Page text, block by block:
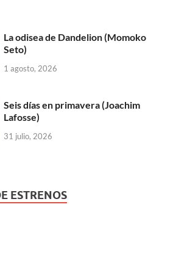
La odisea de Dandelion (Momoko
Seto)
1 agosto, 2026
Seis días en primavera (Joachim
Lafosse)
31 julio, 2026
ESTRENOS